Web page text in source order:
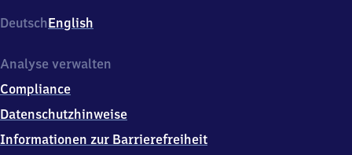
Hägerstr.
298,
8
6
1
Häger
DeutschEnglish
Analyse verwalten
Compliance
Datenschutzhinweise
Informationen zur Barrierefreiheit